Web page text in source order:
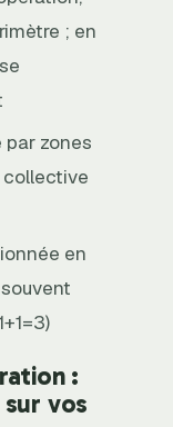
; en
zones
collective
en
:
vos